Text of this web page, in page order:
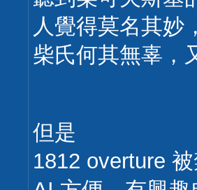
人覺得莫名其妙
柴氏何其無辜，
但是
1812 overture